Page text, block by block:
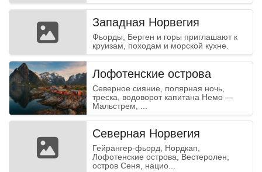
Западная Норвегия
Фьорды, Берген и горы приглашают к
круизам, походам и морской кухне.
Лофотенские острова
Северное сияние, полярная ночь,
треска, водоворот капитана Немо —
Мальстрем, ...
Северная Норвегия
Гейрангер-фьорд, Нордкап,
Лофотенские острова, Вестеролен,
остров Сеня, нацио...